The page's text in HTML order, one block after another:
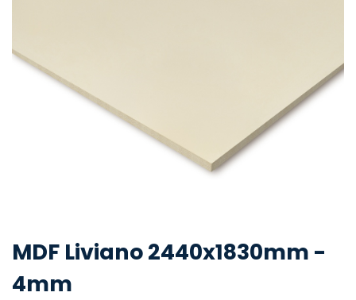
MDF Liviano 2440x1830mm -
4mm